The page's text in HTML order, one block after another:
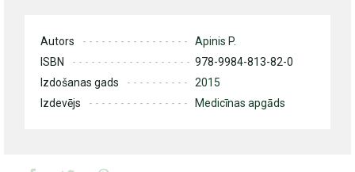
Autors
Apinis P.
ISBN
978-9984-813-82-0
Izdošanas gads
2015
Izdevējs
Medicīnas apgāds